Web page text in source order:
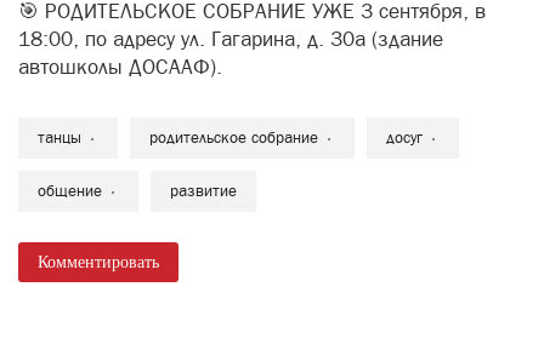
🎯 РОДИТЕЛЬСКОЕ СОБРАНИЕ УЖЕ 3 сентября, в
18:00, по адресу ул. Гагарина, д. 30а (здание
автошколы ДОСААФ).
танцы родительское собрание досуг
общение развитие
Комментировать